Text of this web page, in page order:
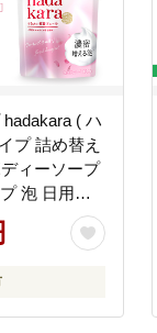
( ハ
プ 詰め替え
ィーソープ
泡 日用品
品 大容量 い
保湿 LION